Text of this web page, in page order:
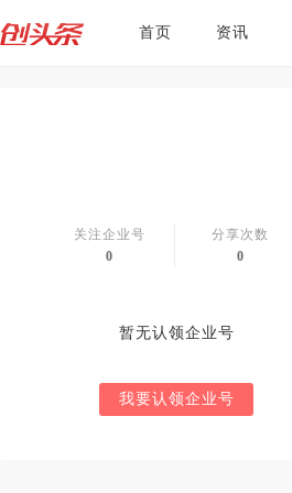
首页 资讯
关注企业号
0
分享次数
0
暂无认领企业号
我要认领企业号